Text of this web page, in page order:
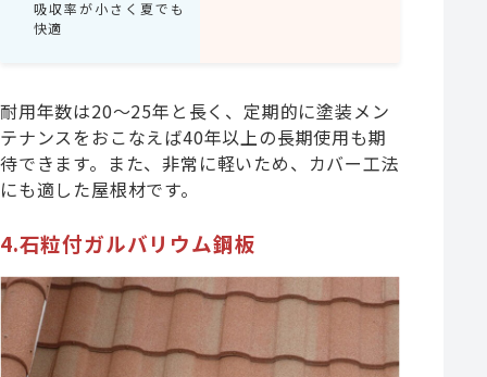
吸収率が小さく夏でも
快適
耐用年数は20～25年と長く、定期的に塗装メン
テナンスをおこなえば40年以上の長期使用も期
待できます。また、非常に軽いため、カバー工法
にも適した屋根材です。
4.石粒付ガルバリウム鋼板